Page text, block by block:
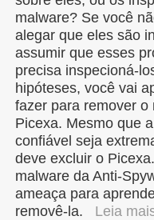
malware? Se você
alegar que eles são
assumir que esses
precisa inspecioná-
hipóteses, você vai
fazer para remover
Picexa. Mesmo que
confiável seja
deve excluir o
malware da Anti-
ameaça para
removê-la.
Leia